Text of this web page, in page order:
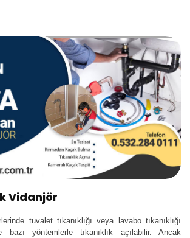
Vidanjör
tuvalet tıkanıklığı veya lavabo tıkanıklığı
bazı yöntemlerle tıkanıklık açılabilir. Ancak